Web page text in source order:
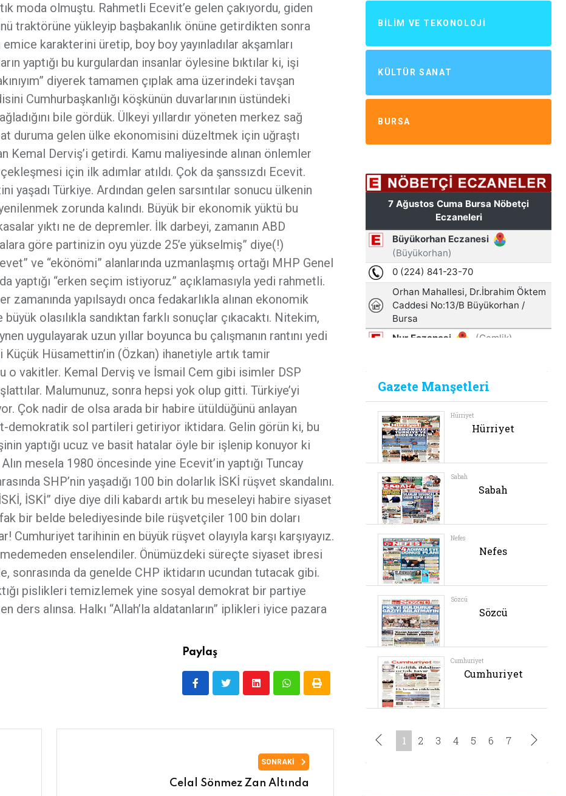
moda olmuştu. Rahmetli Ecevit’e gelen çakıyordu, giden
traktörüne yükleyip başbakanlık önüne getirdikten sonra
karakterini üretip, boy boy yayınladılar akşamları
yaptığı bu kurgulardan insanlar öylesine bıktılar ki, işi
diyerek tamamen çıplak ama üzerindeki tavşan
Cumhurbaşkanlığı köşkünün duvarlarının üstündeki
bile gördük. Ülkeyi yıllardır yöneten merkez sağ
duruma gelen ülke ekonomisini düzeltmek için uğraştı
Kemal Derviş’i getirdi. Kamu maliyesinde alınan önlemler
için ilk adımlar atıldı. Çok da şanssızdı Ecevit.
Türkiye. Ardından gelen sarsıntılar sonucu ülkenin
zorunda kalındı. Büyük bir ekonomik yüktü bu
yıktı ne de depremler. İlk darbeyi, zamanın ABD
göre partinizin oyu yüzde 25’e yükselmiş” diye(!)
ve “ekönömi” alanlarında uzmanlaşmış ortağı MHP Genel
yaptığı “erken seçim istiyoruz” açıklamasıyla yedi rahmetli.
zamanında yapılsaydı onca fedakarlıkla alınan ekonomik
olasılıkla sandıktan farklı sonuçlar çıkacaktı. Nitekim,
uygulayarak uzun yıllar boyunca bu çalışmanın rantını yedi
Hüsamettin’in (Özkan) ihanetiyle artık tamir
o vakitler. Kemal Derviş ve İsmail Cem gibi isimler DSP
Malumunuz, sonra hepsi yok olup gitti. Türkiye’yi
Çok nadir de olsa arada bir habire ütüldüğünü anlayan
demokratik sol partileri getiriyor iktidara. Gelin görün ki, bu
yaptığı ucuz ve basit hatalar öyle bir işlenip konuyor ki
mesela 1980 öncesinde yine Ecevit’in yaptığı Tuncay
SHP’nin yaşadığı 100 bin dolarlık İSKİ rüşvet skandalını.
İSKİ” diye diye dili kabardı artık bu meseleyi habire siyaset
bir belde belediyesinde bile rüşvetçiler 100 bin doları
Cumhuriyet tarihinin en büyük rüşvet olayıyla karşı karşıyayız.
enselendiler. Önümüzdeki süreçte siyaset ibresi
sonrasında da genelde CHP iktidarın ucundan tutacak gibi.
pislikleri temizlemek yine sosyal demokrat bir partiye
ders alınsa. Halkı “Allah’la aldatanların” iplikleri iyice pazara
Paylaş
SONRAKI
Celal Sönmez Zan Altında
BILIM VE TEKONOLOJI
KÜLTÜR SANAT
BURSA